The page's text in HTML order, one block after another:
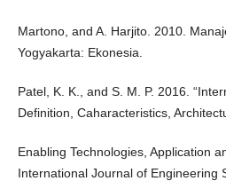
Martono, and A. Harjito. 2010.
Yogyakarta: Ekonesia.
Patel, K. K., and S. M. P. 2016.
Definition, Caharacteristics,
Enabling Technologies, Application
International Journal of Engineering